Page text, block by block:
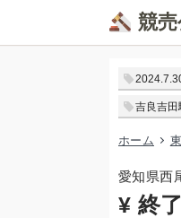
競
吉良吉田
ホーム
愛知県西
¥ 終